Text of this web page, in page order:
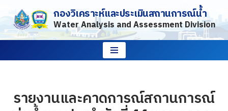
Skip
to
กองวิเคราะห์และประเมินสถานการณ์น้ำ
Water Analysis and Assessment Division
รายงานและคาดการณ์สถานการณ์